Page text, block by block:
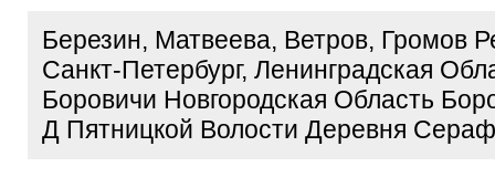
Березин, Матвеева, Ветров, Громов
Санкт-Петербург, Ленинградская
Боровичи Новгородская Область
Д Пятницкой Волости Деревня